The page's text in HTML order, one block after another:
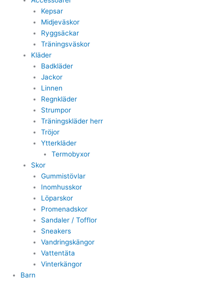
Kepsar
Midjeväskor
Ryggsäckar
Träningsväskor
Kläder
Badkläder
Jackor
Linnen
Regnkläder
Strumpor
Träningskläder herr
Tröjor
Ytterkläder
Termobyxor
Skor
Gummistövlar
Inomhusskor
Löparskor
Promenadskor
Sandaler / Tofflor
Sneakers
Vandringskängor
Vattentäta
Vinterkängor
Barn